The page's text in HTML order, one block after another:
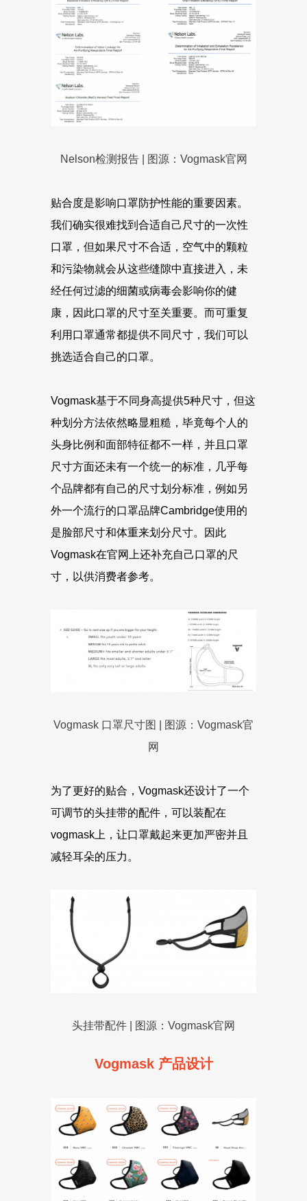
Nelson检测报告 | 图源：Vogmask官网
贴合度是影响口罩防护性能的重要因素。
我们确实很难找到合适自己尺寸的一次性
口罩，但如果尺寸不合适，空气中的颗粒
和污染物就会从这些缝隙中直接进入，未
经任何过滤的细菌或病毒会影响你的健
康，因此口罩的尺寸至关重要。而可重复
利用口罩通常都提供不同尺寸，我们可以
挑选适合自己的口罩。
Vogmask基于不同身高提供5种尺寸，但这
种划分方法依然略显粗糙，毕竟每个人的
头身比例和面部特征都不一样，并且口罩
尺寸方面还未有一个统一的标准，几乎每
个品牌都有自己的尺寸划分标准，例如另
外一个流行的口罩品牌Cambridge使用的
是脸部尺寸和体重来划分尺寸。因此
Vogmask在官网上还补充自己口罩的尺
寸，以供消费者参考。
Vogmask 口罩尺寸图 | 图源：Vogmask官
网
为了更好的贴合，Vogmask还设计了一个
可调节的头挂带的配件，可以装配在
vogmask上，让口罩戴起来更加严密并且
减轻耳朵的压力。
头挂带配件 | 图源：Vogmask官网
Vogmask 产品设计